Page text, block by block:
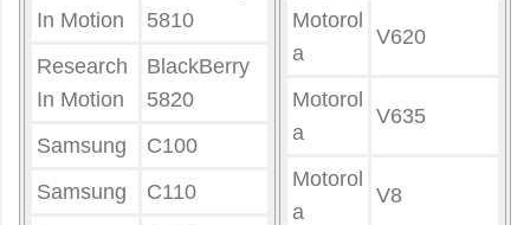
In Motion
5810
Research
In Motion
BlackBerry
5820
Samsung
C100
Samsung
C110
Motorol
a
V620
Motorol
a
V635
Motorol
a
V8